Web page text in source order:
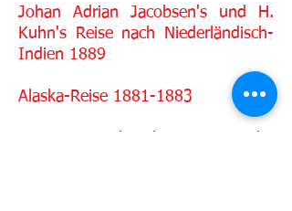
Johan Adrian Jacobsen's und H.
Kuhn's Reise nach Niederländisch-
Indien 1889
Alaska-Reise 1881-1883